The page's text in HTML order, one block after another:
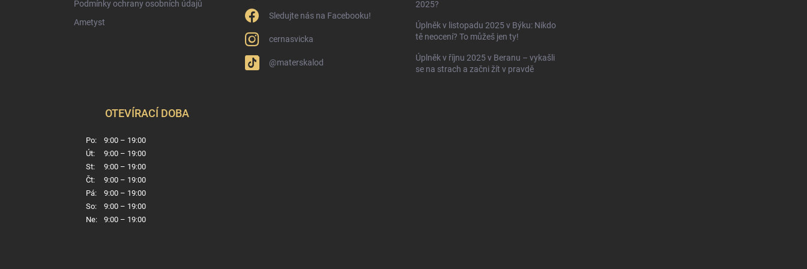
Podmínky ochrany osobních údajů
Ametyst
Sledujte nás na Facebooku!
cernasvicka
@materskalod
2025?
Úplněk v listopadu 2025 v Býku: Nikdo
tě neocení? To můžeš jen ty!
Úplněk v říjnu 2025 v Beranu – vykašli
se na strach a začni žít v pravdě
OTEVÍRACÍ DOBA
Po:
9:00 – 19:00
Út:
9:00 – 19:00
St:
9:00 – 19:00
Čt:
9:00 – 19:00
Pá:
9:00 – 19:00
So:
9:00 – 19:00
Ne:
9:00 – 19:00